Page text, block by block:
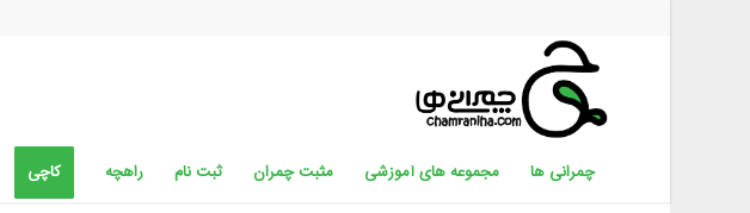
چمرانی ها مجموعه های آموزشی مثبت چمران ثبت نام راهچه کاچی